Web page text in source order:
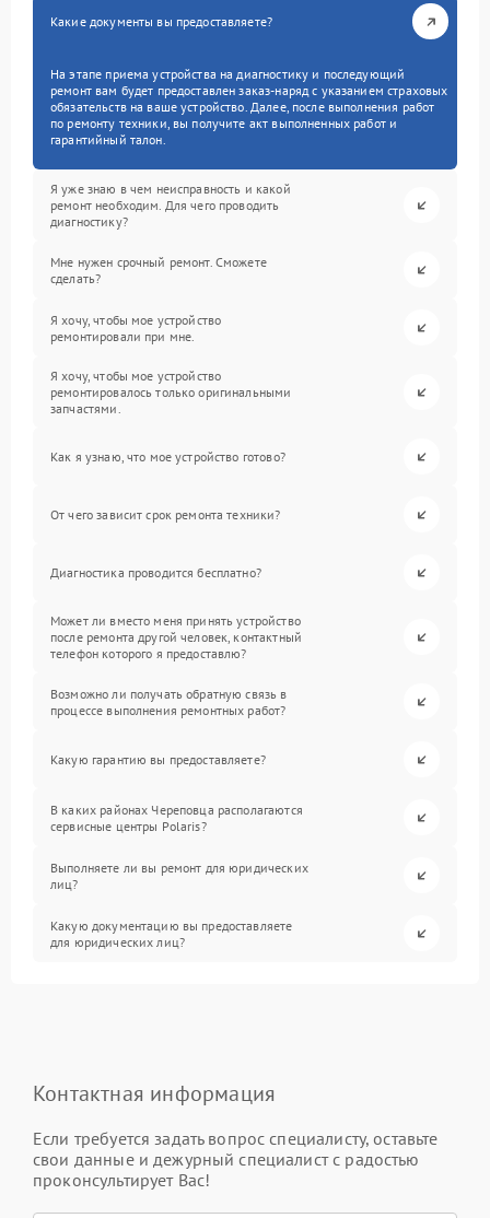
Какие документы вы предоставляете?
На этапе приема устройства на диагностику и последующий
ремонт вам будет предоставлен заказ-наряд с указанием страховых
обязательств на ваше устройство. Далее, после выполнения работ
по ремонту техники, вы получите акт выполненных работ и
гарантийный талон.
Я уже знаю в чем неисправность и какой
ремонт необходим. Для чего проводить
диагностику?
Мне нужен срочный ремонт. Сможете
сделать?
Я хочу, чтобы мое устройство
ремонтировали при мне.
Я хочу, чтобы мое устройство
ремонтировалось только оригинальными
запчастями.
Как я узнаю, что мое устройство готово?
От чего зависит срок ремонта техники?
Диагностика проводится бесплатно?
Может ли вместо меня принять устройство
после ремонта другой человек, контактный
телефон которого я предоставлю?
Возможно ли получать обратную связь в
процессе выполнения ремонтных работ?
Какую гарантию вы предоставляете?
В каких районах Череповца располагаются
сервисные центры Polaris?
Выполняете ли вы ремонт для юридических
лиц?
Какую документацию вы предоставляете
для юридических лиц?
Контактная информация
Если требуется задать вопрос специалисту, оставьте
свои данные и дежурный специалист с радостью
проконсультирует Вас!